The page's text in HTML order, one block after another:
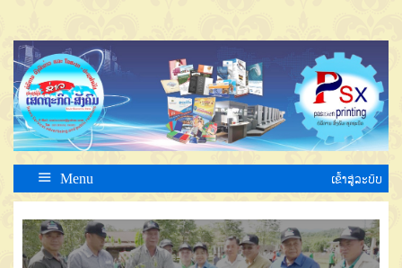
Menu ເຂົ້າສູ່ລະບົບ